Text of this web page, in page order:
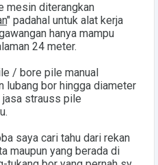
mesin diterangkan
" padahal untuk alat kerja
hanya mampu
24 meter.
/ bore pile manual
lubang bor hingga diameter
strauss pile
saya cari tahu dari rekan
maupun yang berada di